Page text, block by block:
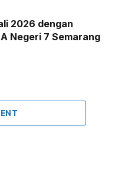
2026 dengan
Negeri 7 Semarang